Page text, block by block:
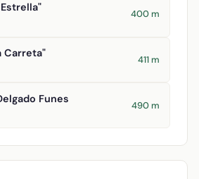
400 m
Carreta"
411 m
Funes
490 m